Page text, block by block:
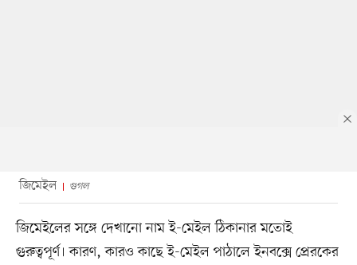
জিমেইল গুগল
জিমেইলের সঙ্গে দেখানো নাম ই-মেইল ঠিকানার মতোই
গুরুত্বপূর্ণ। কারণ, কারও কাছে ই-মেইল পাঠালে ইনবক্সে প্রেরকের